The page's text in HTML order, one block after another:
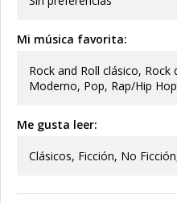
Mi música favorita:
Rock and Roll clásico,
Moderno, Pop, Rap/Hip
Me gusta leer:
Clásicos, Ficción, No